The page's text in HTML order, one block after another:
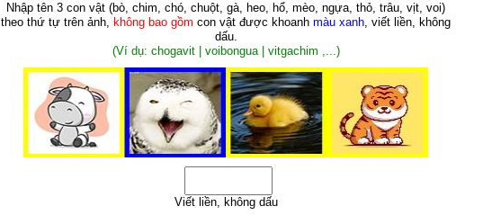
Nhập tên 3 con vật (bò, chim, chó, chuột, gà, heo, hổ, mèo, ngựa, thỏ, trâu, vịt, voi)
theo thứ tự trên ảnh, không bao gồm con vật được khoanh màu xanh, viết liền, không
dấu.
(Ví dụ: chogavit | voibongua | vitgachim ,...)
Viết liền, không dấu